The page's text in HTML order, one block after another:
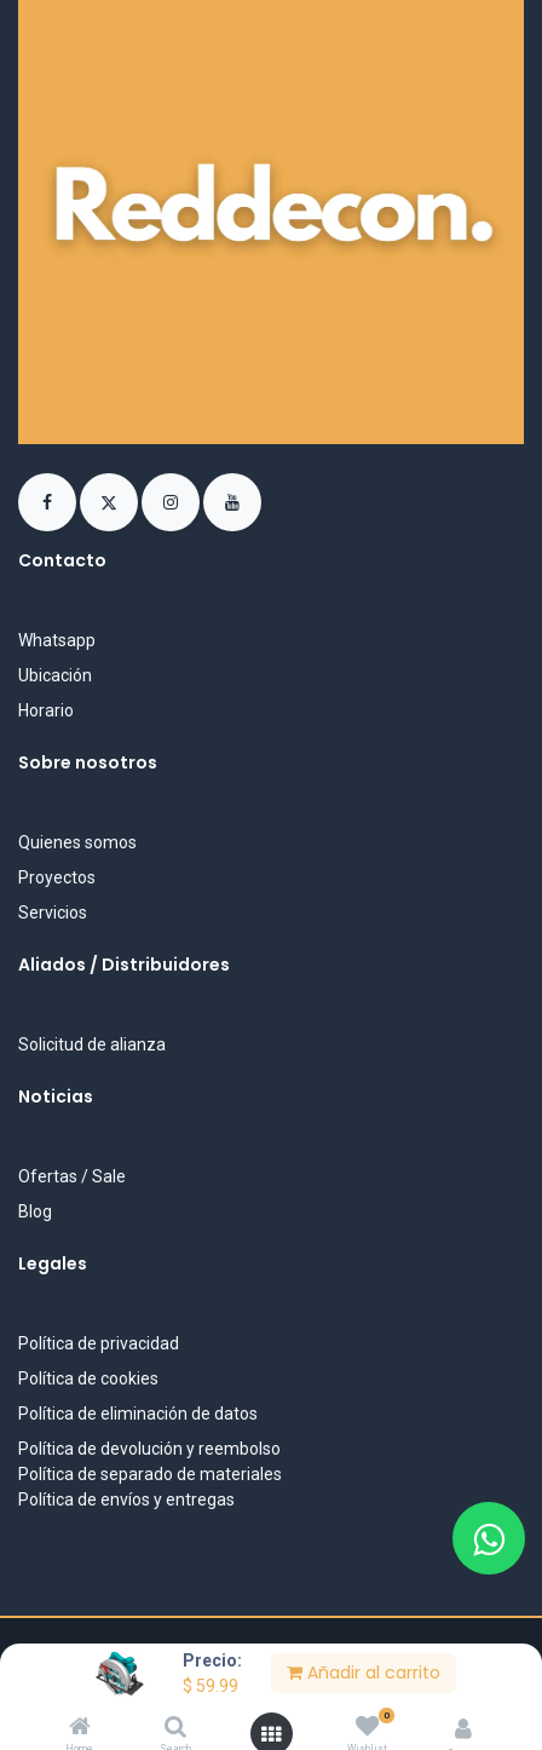
Precio:
$ 59.99
Añadir al carrito
0
Contacto
Whatsapp
Ubicación
Horario
Sobre nosotros
Quienes somos
Proyectos
Servicios
Aliados / Distribuidores
Solicitud de alianza
Noticias
Ofertas / Sale
Blog
Legales
Política de privacidad
Política de cookies
Política de eliminación de datos
Política de devolución y reembolso
Política de separado de materiales
Política de envíos y entregas
DISEÑO & DESARROLLO
BitaTech